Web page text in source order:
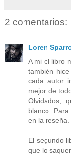
2 comentarios:
Loren
A mi el libro
también
cada autor
mejor de
Olvidados,
blanco.
en la reseña.
El segundo
que lo